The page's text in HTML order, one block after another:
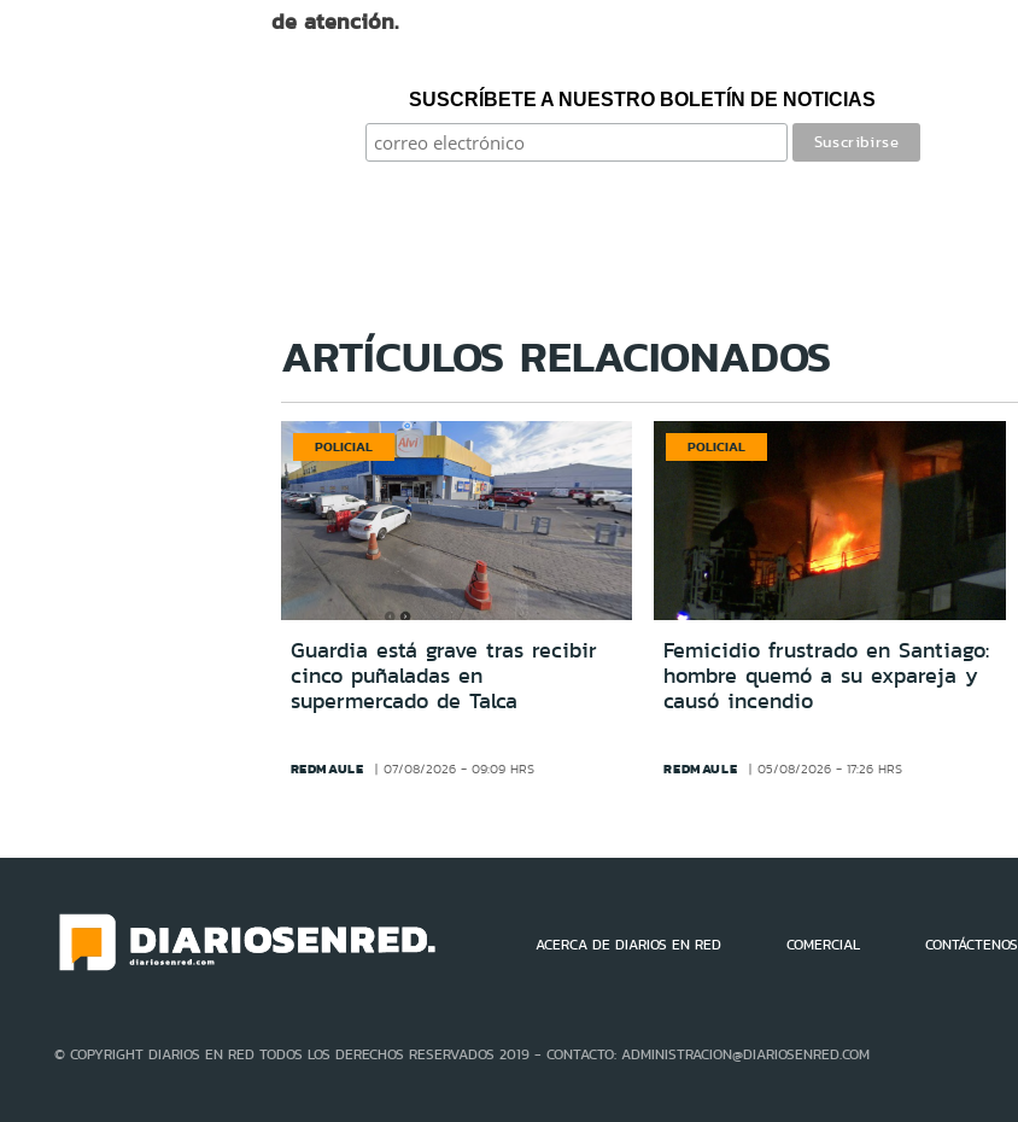
de atención.
SUSCRÍBETE A NUESTRO BOLETÍN DE NOTICIAS
ARTÍCULOS RELACIONADOS
POLICIAL
Guardia está grave tras recibir
cinco puñaladas en
supermercado de Talca
REDMAULE 07/08/2026 - 09:09 HRS
POLICIAL
Femicidio frustrado en Santiago:
hombre quemó a su expareja y
causó incendio
REDMAULE 05/08/2026 - 17:26 HRS
ACERCA DE DIARIOS EN RED COMERCIAL CONTÁCTENOS
© COPYRIGHT DIARIOS EN RED TODOS LOS DERECHOS RESERVADOS 2019 - CONTACTO: ADMINISTRACION@DIARIOSENRED.COM